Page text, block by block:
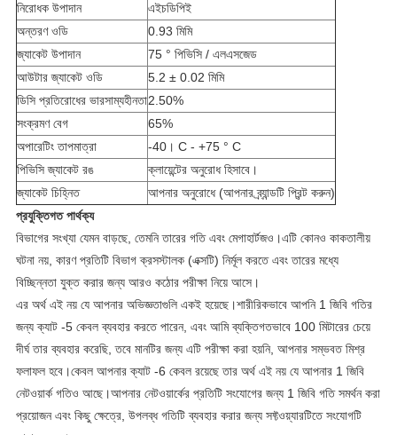
নিরোধক উপাদান
এইচডিপিই
অন্তরণ ওডি
0.93 মিমি
জ্যাকেট উপাদান
75 ° পিভিসি / এলএসজেড
আউটার জ্যাকেট ওডি
5.2 ± 0.02 মিমি
ডিসি প্রতিরোধের ভারসাম্যহীনতা2.50%
সংক্রমণ বেগ
65%
অপারেটিং তাপমাত্রা
-40। C - +75 ° C
পিভিসি জ্যাকেট রঙ
ক্লায়েন্টের অনুরোধ হিসাবে।
জ্যাকেট চিহ্নিত
আপনার অনুরোধে (আপনার ব্র্যান্ডটি প্রিন্ট করুন)
প্রযুক্তিগত পার্থক্য
বিভাগের সংখ্যা যেমন বাড়ছে, তেমনি তারের গতি এবং মেগাহার্টজও।এটি কোনও কাকতালীয়
ঘটনা নয়, কারণ প্রতিটি বিভাগ ক্রসস্টালক (এক্সটি) নির্মূল করতে এবং তারের মধ্যে
বিচ্ছিন্নতা যুক্ত করার জন্য আরও কঠোর পরীক্ষা নিয়ে আসে।
এর অর্থ এই নয় যে আপনার অভিজ্ঞতাগুলি একই হয়েছে।শারীরিকভাবে আপনি 1 জিবি গতির
জন্য ক্যাট -5 কেবল ব্যবহার করতে পারেন, এবং আমি ব্যক্তিগতভাবে 100 মিটারের চেয়ে
দীর্ঘ তার ব্যবহার করেছি, তবে মানটির জন্য এটি পরীক্ষা করা হয়নি, আপনার সম্ভবত মিশ্র
ফলাফল হবে।কেবল আপনার ক্যাট -6 কেবল রয়েছে তার অর্থ এই নয় যে আপনার 1 জিবি
নেটওয়ার্ক গতিও আছে।আপনার নেটওয়ার্কের প্রতিটি সংযোগের জন্য 1 জিবি গতি সমর্থন করা
প্রয়োজন এবং কিছু ক্ষেত্রে, উপলব্ধ গতিটি ব্যবহার করার জন্য সফ্টওয়্যারটিতে সংযোগটি